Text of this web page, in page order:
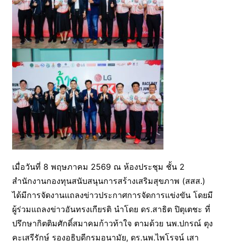
เมื่อวันที่ 8 พฤษภาคม 2569 ณ ห้องประชุม ชั้น 2
สำนักงานกองทุนสนับสนุนการสร้างเสริมสุขภาพ (สสส.)
ได้มีการจัดงานแถลงข่าวประกาศการจัดการแข่งขัน โดยมี
ผู้ร่วมแถลงข่าวอันทรงเกียรติ นำโดย ดร.สาธิต ปิตุเตชะ ที่
ปรึกษากิตติมศักดิ์สมาคมก้าวท้าใจ ตามด้วย นพ.ปกรณ์ ตุง
คะเสรีรักษ์ รองอธิบดีกรมอนามัย, ดร.นพ.ไพโรจน์ เสา